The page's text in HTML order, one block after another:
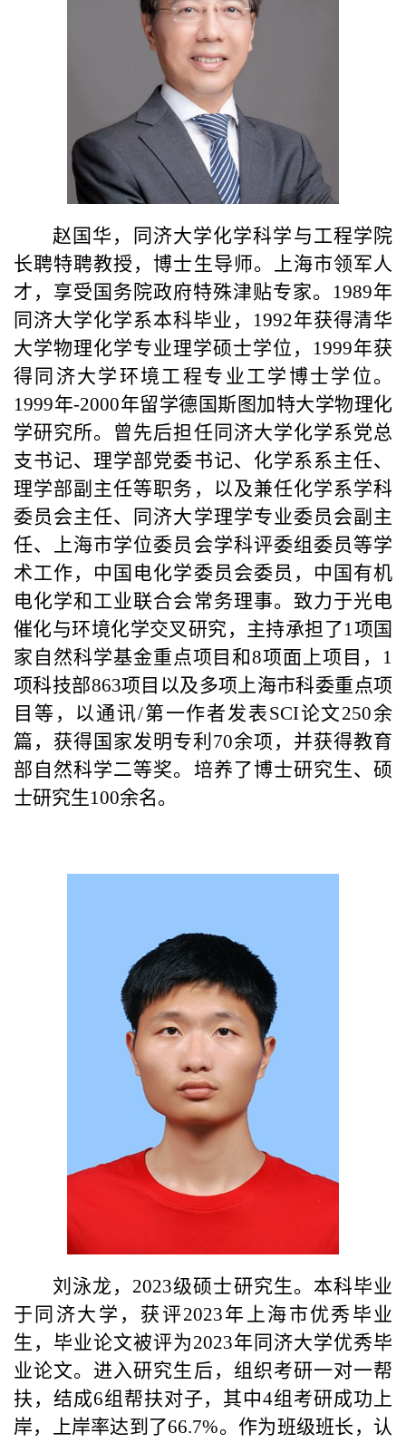
赵国华，同济大学化学科学与工程学院
长聘特聘教授，博士生导师。上海市领军人
才，享受国务院政府特殊津贴专家。 1989年
同济大学化学系本科毕业， 1992年获得清华
大学物理化学专业理学硕士学位， 1999年获
得同济大学环境工程专业工学博士学位。
1999年-2000年留学德国斯图加特大学物理化
学研究所。曾先后担任同济大学化学系党总
支书记、理学部党委书记、化学系系主任、
理学部副主任等职务，以及兼任化学系学科
委员会主任、同济大学理学专业委员会副主
任、上海市学位委员会学科评委组委员等学
术工作，中国电化学委员会委员，中国有机
电化学和工业联合会常务理事。致力于光电
催化与环境化学交叉研究，主持承担了1 项国
家自然科学基金重点项目和8项面上项目， 1
项科技部863项目以及多项上海市科委重点项
目等，以通讯/第一作者发表SCI论文250余
篇，获得国家发明专利 70余项，并获得教育
部自然科学二等奖。培养了博士研究生、硕
士研究生100余名。
刘泳龙， 2023级硕士研究生。本科毕业
于同济大学，获评2023年上海市优秀毕业
生，毕业论文被评为2023年同济大学优秀毕
业论文。进入研究生后，组织考研一对一帮
扶，结成6组帮扶对子，其中4组考研成功上
岸，上岸率达到了66.7%。作为班级班长，认